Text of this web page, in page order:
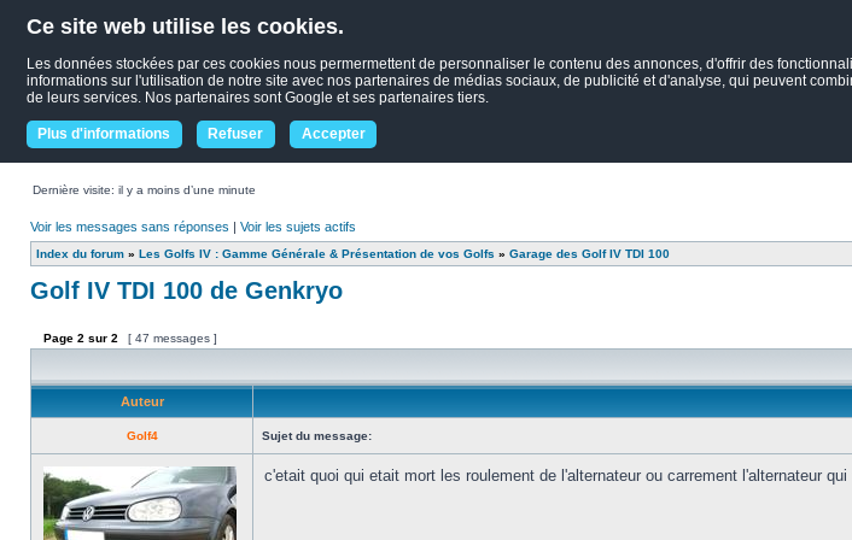
Ce site web utilise les cookies.
Les données stockées par ces cookies nous permermettent de personnaliser le contenu des annonces, d'offrir des
informations sur l'utilisation de notre site avec nos partenaires de médias sociaux, de publicité et d'analyse, qui peuvent
de leurs services. Nos partenaires sont Google et ses partenaires tiers.
Plus d'informations Refuser Accepter
Dernière visite: il y a moins d’une minute
Voir les messages sans réponses | Voir les sujets actifs
Index du forum » Les Golfs IV : Gamme Générale & Présentation de vos Golfs » Garage des Golf IV TDI 100
Golf IV TDI 100 de Genkryo
Page 2 sur 2 [ 47 messages ]
Auteur
Golf4 Sujet du message:
c'etait quoi qui etait mort les roulement de l'alternateur ou carrement l'alternateur